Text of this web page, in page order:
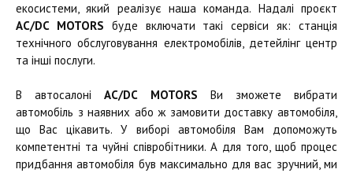
екосистеми, який реалізує наша команда. Надалі проєкт
AC/DC MOTORS буде включати такі сервіси як: станція
технічного обслуговування електромобілів, детейлінг центр
та інші послуги.
В автосалоніAC/DC MOTORS Ви зможете вибрати
автомобіль з наявних або ж замовити доставку автомобіля,
що Вас цікавить. У виборі автомобіля Вам допоможуть
компетентні та чуйні співробітники. А для того, щоб процес
придбання автомобіля був максимально для вас зручний, ми